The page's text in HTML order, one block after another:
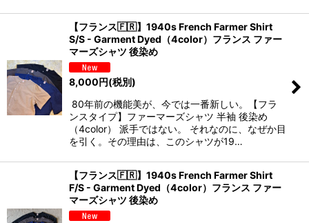
【フランス🇫🇷】1940s French Farmer Shirt
S/S - Garment Dyed（4color）フランス ファー
マーズシャツ 後染め
8,000円(税別)
80年前の機能美が、今では一番新しい。【フラ
ンスタイプ】ファーマーズシャツ 半袖 後染め
（4color） 派手ではない。 それなのに、なぜか目
を引く。その理由は、このシャツが19…
【フランス🇫🇷】1940s French Farmer Shirt
F/S - Garment Dyed（4color）フランス ファー
マーズシャツ 後染め